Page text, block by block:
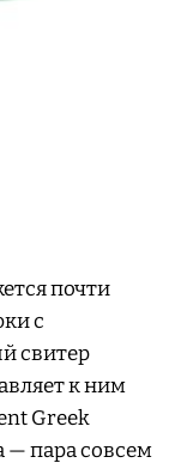
почти
с
свитер
к ним
Greek
— пара совсем